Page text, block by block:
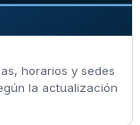
horarios y sedes
la actualización